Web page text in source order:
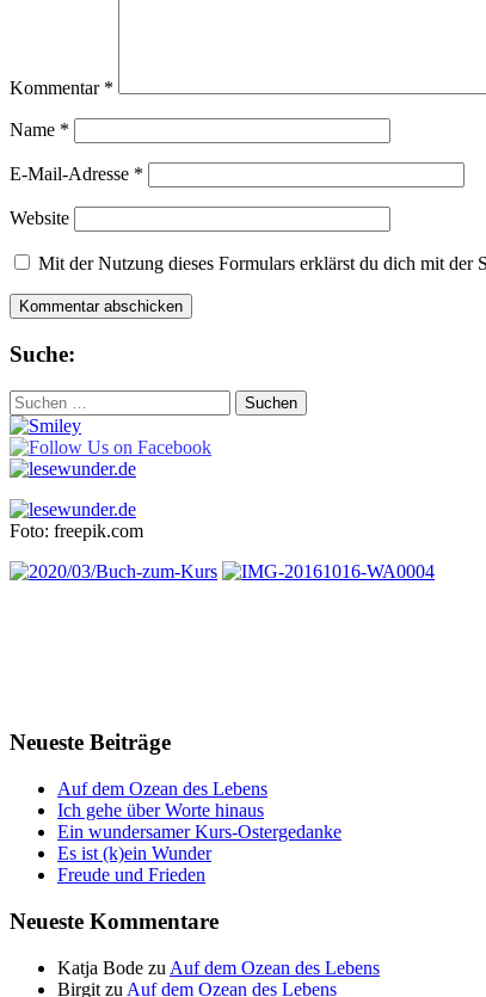
Kommentar *
Name *
E-Mail-Adresse *
Website
Mit der Nutzung dieses Formulars erklärst du dich mit der
Suche:
Suchen
nach:
Foto: freepik.com
Neueste Beiträge
Auf dem Ozean des Lebens
Ich gehe über Worte hinaus
Ein wundersamer Kurs-Ostergedanke
Es ist (k)ein Wunder
Freude und Frieden
Neueste Kommentare
Katja Bode zu Auf dem Ozean des Lebens
Birgit zu Auf dem Ozean des Lebens